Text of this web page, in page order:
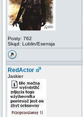
Posty: 762
Skąd: Lublin/Esensja
RedActor
Jaskier